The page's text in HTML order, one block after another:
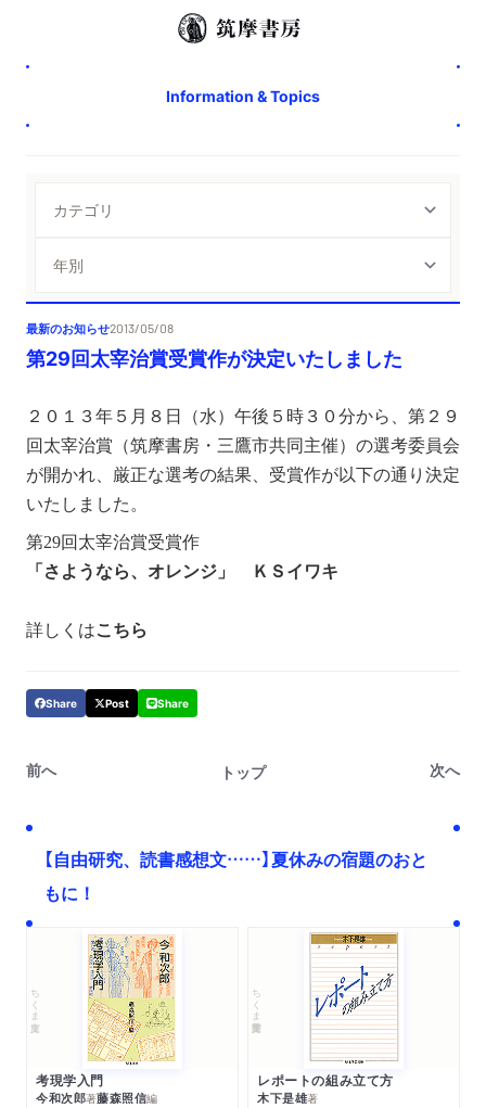
Information & Topics
最新のお知らせ2013/05/08
第29回太宰治賞受賞作が決定いたしました
２０１３年５月８日（水）午後５時３０分から、第２９
回太宰治賞（筑摩書房・三鷹市共同主催）の選考委員会
が開かれ、厳正な選考の結果、受賞作が以下の通り決定
いたしました。
第29回太宰治賞受賞作
「さようなら、オレンジ」 ＫＳイワキ
詳しくはこちら
Share Post Share
前へ トップ 次へ
【自由研究、読書感想文……】夏休みの宿題のおと
もに！
ちくま文庫
考現学入門
今和次郎著藤森照信編
ちくま学芸文庫
レポートの組み立て方
木下是雄著